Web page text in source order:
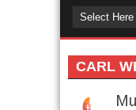
CARL